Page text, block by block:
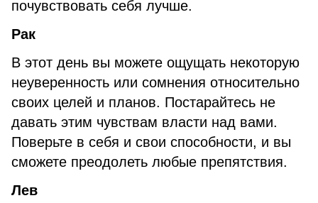
почувствовать себя лучше.
Рак
В этот день вы можете ощущать некоторую
неуверенность или сомнения относительно
своих целей и планов. Постарайтесь не
давать этим чувствам власти над вами.
Поверьте в себя и свои способности, и вы
сможете преодолеть любые препятствия.
Лев